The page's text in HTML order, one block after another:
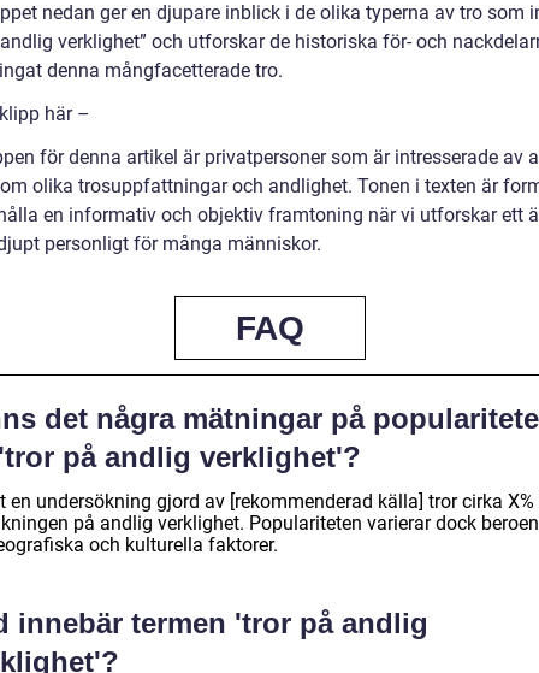
nedan ger en djupare inblick i de olika typerna av tro som
verklighet” och utforskar de historiska för- och
denna mångfacetterade tro.
här –
för denna artikel är privatpersoner som är intresserade av
olika trosuppfattningar och andlighet. Tonen i texten är
en informativ och objektiv framtoning när vi utforskar ett
personligt för många människor.
FAQ
det några mätningar på
på andlig verklighet'?
en undersökning gjord av [rekommenderad källa] tror cirka X%
på andlig verklighet. Populariteten varierar dock
och kulturella faktorer.
innebär termen 'tror på andlig